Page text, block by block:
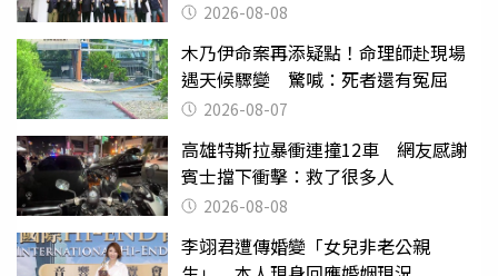
2026-08-08
木乃伊命案再添疑點！命理師赴現場
遇天候驟變 驚喊：死者還有冤屈
2026-08-07
高雄特斯拉暴衝連撞12車 網友感謝
賓士擋下衝擊：救了很多人
2026-08-08
李翊君遭傳婚變「女兒非老公親